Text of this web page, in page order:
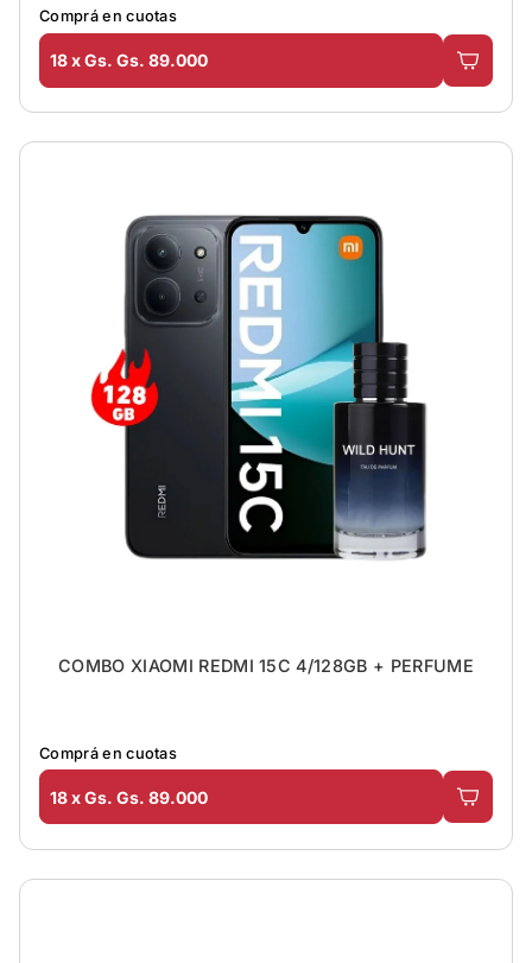
Comprá en cuotas
18 x Gs. Gs. 89.000
COMBO XIAOMI REDMI 15C 4/128GB + PERFUME
Comprá en cuotas
18 x Gs. Gs. 89.000